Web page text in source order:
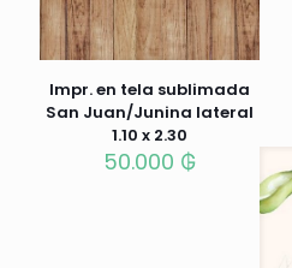
Impr. en tela sublimada
San Juan/Junina lateral
1.10 x 2.30
50.000 ₲